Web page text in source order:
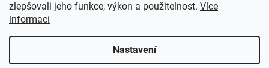
zlepšovali jeho funkce, výkon a použitelnost. Více
informací
Nastavení